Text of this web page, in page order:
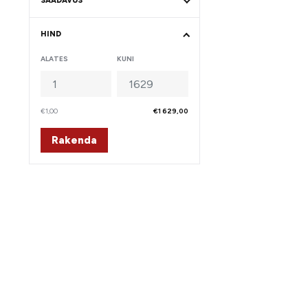
HIND
ALATES KUNI
€1,00 €1 629,00
Rakenda